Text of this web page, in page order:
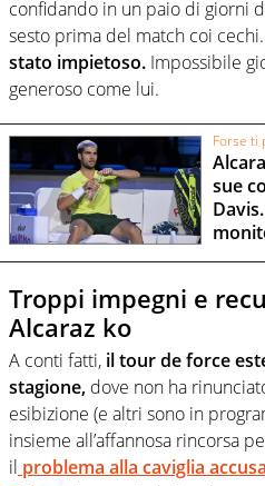
confidando in un paio di giorni
sesto prima del match coi
stato impietoso. Impossibile
generoso come lui.
Forse ti
sue
Troppi impegni e
Alcaraz ko
A conti fatti, il tour de force
stagione, dove non ha
esibizione (e altri sono in
insieme all’affannosa rincorsa
il problema alla caviglia